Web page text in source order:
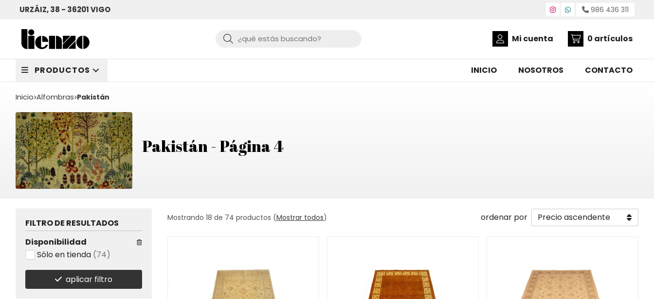
URZÁIZ, 38 - 36201 VIGO 986 436 311
Buscar Mi cuenta 0 artículos
PRODUCTOS INICIO NOSOTROS CONTACTO
Inicio alfombras Pakistán
Pakistán - Página 4
Mostrando 18 de 74 productos (Mostrar todos) ordenar por
FILTRO DE RESULTADOS
Disponibilidad
Sólo en tienda (74)
aplicar filtro